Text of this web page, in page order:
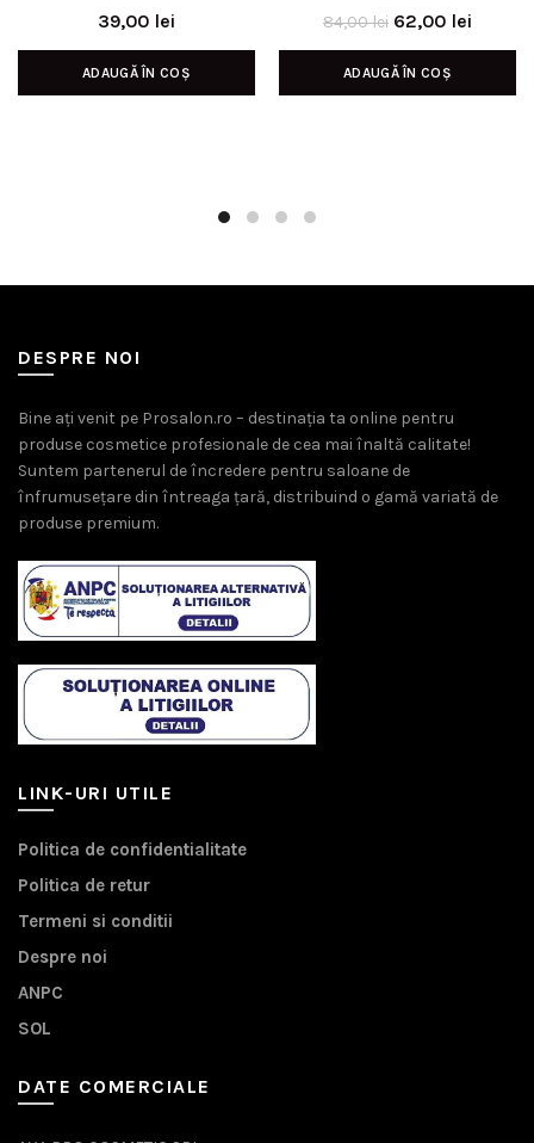
39,00 lei
ADAUGĂ ÎN COȘ
84,00lei Prețul
inițial
a
62,00 lei
curent
ADAUGĂ ÎN COȘ
DESPRE NOI
Bine ați venit pe Prosalon.ro – destinația ta online pentru
produse cosmetice profesionale de cea mai înaltă calitate!
Suntem partenerul de încredere pentru saloane de
înfrumusețare din întreaga țară, distribuind o gamă variată de
produse premium.
LINK-URI UTILE
Politica de confidentialitate
Politica de retur
Termeni si conditii
Despre noi
ANPC
SOL
DATE COMERCIALE